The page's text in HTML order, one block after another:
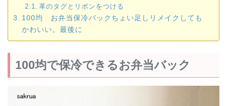
革のタグとリボンをつける
100均 お弁当保冷バックちょい足しリメイクしても
かわいい。最後に
100均で保冷できるお弁当バック